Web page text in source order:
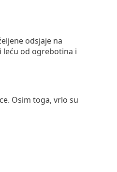
odsjaje na
leću od ogrebotina i
Osim toga, vrlo su